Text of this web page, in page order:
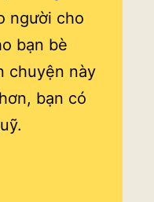
người cho
bạn bè
chuyện này
bạn có